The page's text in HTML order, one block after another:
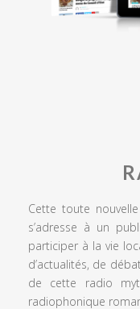
Cette toute
s’adresse à un
participer à la vie
d’actualités, de
de cette radio
radiophonique